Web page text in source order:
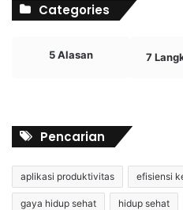
Categories
5 Alasan 7
Pencarian
aplikasi produktivitas efisiensi
gaya hidup sehat hidup sehat